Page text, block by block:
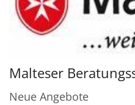
Malteser
Neue Angebote